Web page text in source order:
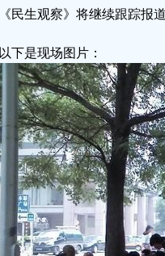
《民生观察》将继续跟踪报
以下是现场图片：